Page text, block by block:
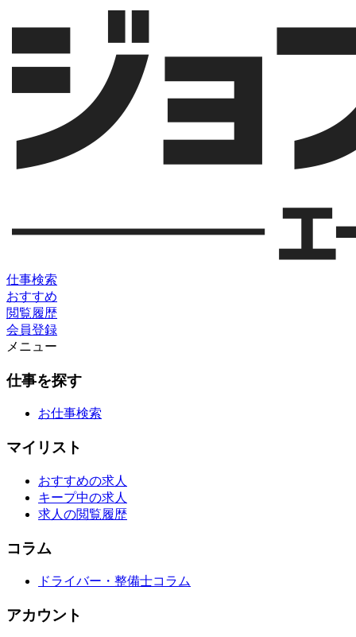
仕事検索
おすすめ
閲覧履歴
会員登録
メニュー
仕事を探す
お仕事検索
マイリスト
おすすめの求人
キープ中の求人
求人の閲覧履歴
コラム
ドライバー・整備士コラム
アカウント